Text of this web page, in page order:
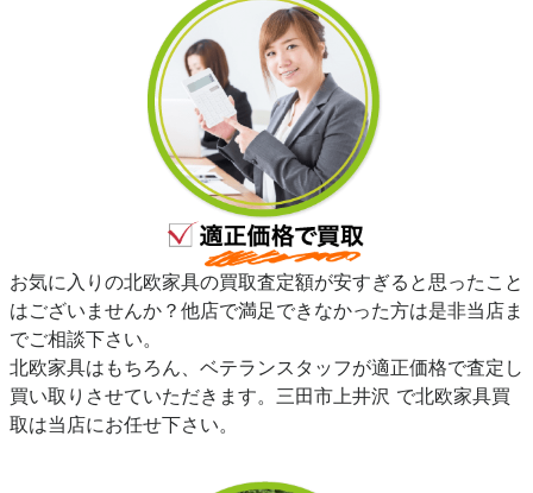
お気に入りの北欧家具の買取査定額が安すぎると思ったこと
はございませんか？他店で満足できなかった方は是非当店ま
でご相談下さい。
北欧家具はもちろん、ベテランスタッフが適正価格で査定し
買い取りさせていただきます。三田市上井沢 で北欧家具買
取は当店にお任せ下さい。